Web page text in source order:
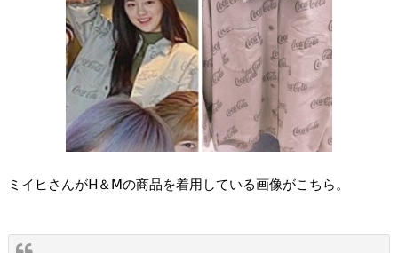
ミイヒさんがH＆Ⅿの商品を着用している画像がこちら。